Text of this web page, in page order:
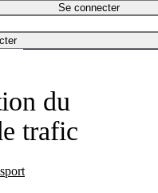
Se connecter
du
trafic